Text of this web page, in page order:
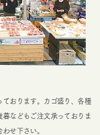
ております。カゴ盛り、各種
などもご注文承っておりま
せ下さい。